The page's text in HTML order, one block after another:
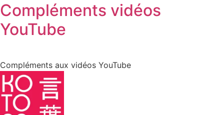
Compléments vidéos
YouTube
Compléments aux vidéos YouTube